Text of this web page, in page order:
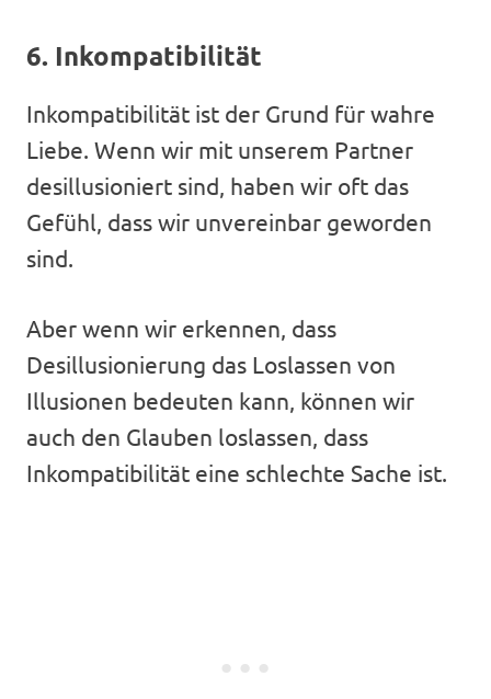
6. Inkompatibilität
Inkompatibilität ist der Grund für wahre
Liebe. Wenn wir mit unserem Partner
desillusioniert sind, haben wir oft das
Gefühl, dass wir unvereinbar geworden
sind.
Aber wenn wir erkennen, dass
Desillusionierung das Loslassen von
Illusionen bedeuten kann, können wir
auch den Glauben loslassen, dass
Inkompatibilität eine schlechte Sache ist.